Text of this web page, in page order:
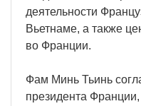
деятельности
Вьетнаме, а также
во Франции.
Фам Минь Тьинь
президента